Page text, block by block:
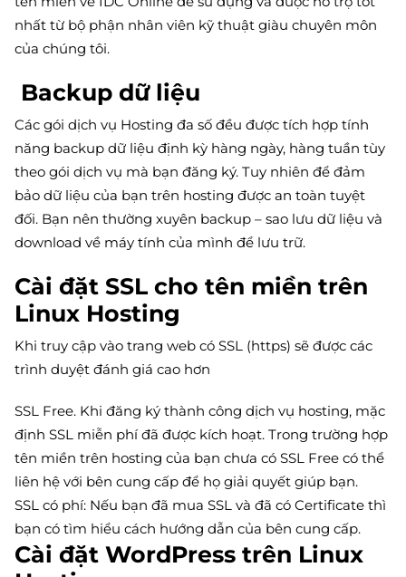
nhất từ bộ phận nhân viên kỹ thuật giàu chuyên môn
của chúng tôi.
Backup dữ liệu
Các gói dịch vụ Hosting đa số đều được tích hợp tính
năng backup dữ liệu định kỳ hàng ngày, hàng tuần tùy
theo gói dịch vụ mà bạn đăng ký. Tuy nhiên để đảm
bảo dữ liệu của bạn trên hosting được an toàn tuyệt
đối. Bạn nên thường xuyên backup – sao lưu dữ liệu và
download về máy tính của mình để lưu trữ.
Cài đặt SSL cho tên miền trên
Linux Hosting
Khi truy cập vào trang web có SSL (https) sẽ được các
trình duyệt đánh giá cao hơn
SSL Free. Khi đăng ký thành công dịch vụ hosting, mặc
định SSL miễn phí đã được kích hoạt. Trong trường hợp
tên miền trên hosting của bạn chưa có SSL Free có thể
liên hệ với bên cung cấp để họ giải quyết giúp bạn.
SSL có phí: Nếu bạn đã mua SSL và đã có Certificate thì
bạn có tìm hiểu cách hướng dẫn của bên cung cấp.
Cài đặt WordPress trên Linux